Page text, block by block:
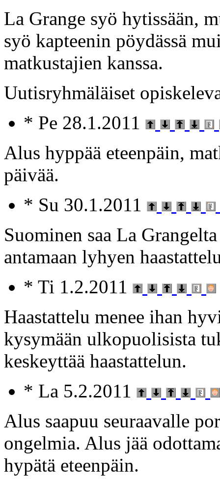
La Grange syö hytissään,
syö kapteenin pöydässä
matkustajien kanssa.
Uutisryhmäläiset
* Pe 28.1.2011
Alus hyppää eteenpäin,
päivää.
* Su 30.1.2011
Suominen saa La
antamaan lyhyen
* Ti 1.2.2011
Haastattelu menee ihan
kysymään ulkopuolisista
keskeyttää haastattelun.
* La 5.2.2011
Alus saapuu seuraavalle
ongelmia. Alus jää
hypätä eteenpäin.